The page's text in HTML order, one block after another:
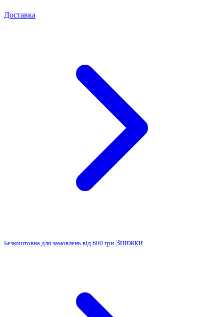
Доставка
Безкоштовна для замовлень від 600 грн Знижки